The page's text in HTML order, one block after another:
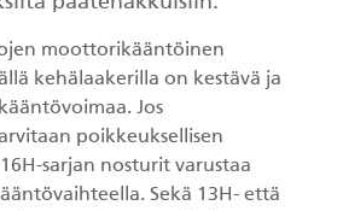
moottorikääntöinen
kehälaakerilla on kestävä ja
Jos
poikkeuksellisen
sarjan nosturit varustaa
Sekä 13H- että